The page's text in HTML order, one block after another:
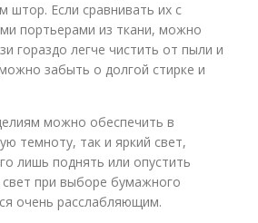
штор. Если сравнивать их с
портьерами из ткани, можно
гораздо легче чистить от пыли и
забыть о долгой стирке и
можно обеспечить в
темноту, так и яркий свет,
лишь поднять или опустить
при выборе бумажного
очень расслабляющим.